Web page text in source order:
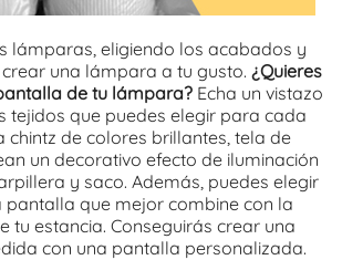
lámparas, eligiendo los acabados y
una lámpara a tu gusto. ¿Quieres
de tu lámpara?Echa un vistazo
tejidos que puedes elegir para cada
chintz de colores brillantes, tela de
un decorativo efecto de iluminación
y saco. Además, puedes elegir
pantalla que mejor combine con la
tu estancia. Conseguirás crear una
con una pantalla personalizada.